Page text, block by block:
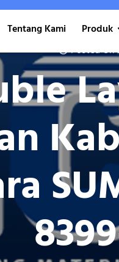
Tentang Kami Produk
Posted On